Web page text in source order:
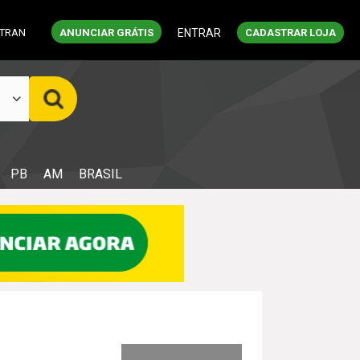
ANUNCIAR GRÁTIS ENTRAR CADASTRAR LOJA
PB AM BRASIL